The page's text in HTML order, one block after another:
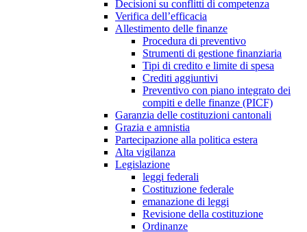
Decisioni su conflitti di competenza
Verifica dell’efficacia
Allestimento delle finanze
Procedura di preventivo
Strumenti di gestione finanziaria
Tipi di credito e limite di spesa
Crediti aggiuntivi
Preventivo con piano integrato dei
compiti e delle finanze (PICF)
Garanzia delle costituzioni cantonali
Grazia e amnistia
Partecipazione alla politica estera
Alta vigilanza
Legislazione
leggi federali
Costituzione federale
emanazione di leggi
Revisione della costituzione
Ordinanze